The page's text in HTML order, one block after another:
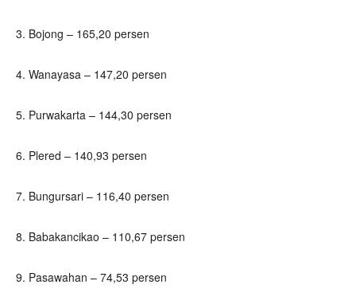
3. Bojong – 165,20 persen
4. Wanayasa – 147,20 persen
5. Purwakarta – 144,30 persen
6. Plered – 140,93 persen
7. Bungursari – 116,40 persen
8. Babakancikao – 110,67 persen
9. Pasawahan – 74,53 persen